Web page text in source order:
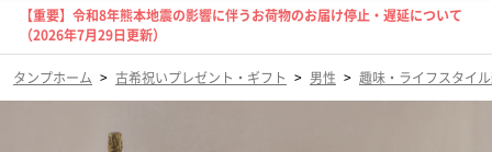
【重要】令和8年熊本地震の影響に伴うお荷物のお届け停止・遅延について
（2026年7月29日更新）
タンプホーム > 古希祝いプレゼント・ギフト > 男性 > 趣味・ライフスタイ